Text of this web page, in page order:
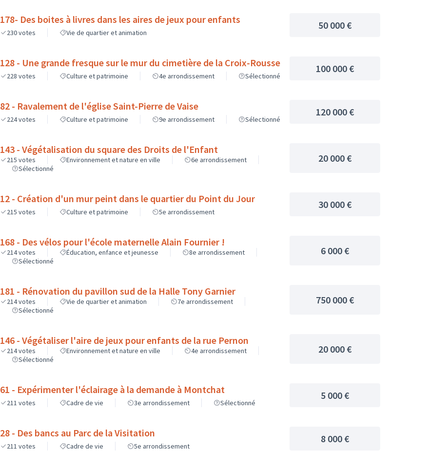
178- Des boites à livres dans les aires de jeux pour enfants
230votes Vie de quartier et animation
50 000 €
128 - Une grande fresque sur le mur du cimetière de la Croix-Rousse
228 votes Culture et patrimoine 4e arrondissement Sélectionné
100 000 €
82 - Ravalement de l'église Saint-Pierre de Vaise
224votes Culture et patrimoine 9e arrondissement Sélectionné
120 000 €
143 - Végétalisation du square des Droits de l'Enfant
215 votes Environnement et nature en ville
6e arrondissement
Sélectionné
20 000 €
12 - Création d'un mur peint dans le quartier du Point du Jour
215 votes Culture et patrimoine 5e arrondissement
30 000 €
168 - Des vélos pour l'école maternelle Alain Fournier !
214votes Éducation, enfance et jeunesse
8e arrondissement
Sélectionné
6 000 €
181 - Rénovation du pavillon sud de la Halle Tony Garnier
214votes Vie de quartier et animation
7e arrondissement
Sélectionné
750 000 €
146 - Végétaliser l'aire de jeux pour enfants de la rue Pernon
214votes Environnement et nature en ville
4e arrondissement
Sélectionné
20 000 €
61 - Expérimenter l'éclairage à la demande à Montchat
211 votes Cadre de vie 3e arrondissement Sélectionné
5 000 €
28 - Des bancs au Parc de la Visitation
211 votes Cadre de vie 5e arrondissement
8 000 €